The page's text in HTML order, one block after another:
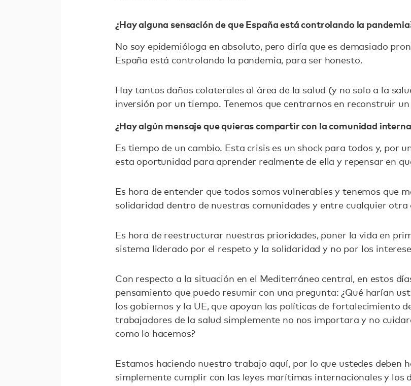
¿Hay alguna sensación de que España está controlando la
No soy epidemióloga en absoluto, pero diría que es demasiado
España está controlando la pandemia, para ser honesto.
Hay tantos daños colaterales al área de la salud (y no solo a la
inversión por un tiempo. Tenemos que centrarnos en reconstruir
¿Hay algún mensaje que quieras compartir con la comunidad
Es tiempo de un cambio. Esta crisis es un shock para todos y, por
esta oportunidad para aprender realmente de ella y repensar en
Es hora de entender que todos somos vulnerables y tenemos que
solidaridad dentro de nuestras comunidades y entre cualquier otra
Es hora de reestructurar nuestras prioridades, poner la vida en
sistema liderado por el respeto y la solidaridad y no por los
Con respecto a la situación en el Mediterráneo central, en estos
pensamiento que puedo resumir con una pregunta: ¿Qué harían
los gobiernos y la UE, que apoyan las políticas de fortalecimiento
trabajadores de la salud simplemente no nos importara y no
como lo hacemos?
Estamos haciendo nuestro trabajo aquí, por lo que ustedes deben
simplemente cumplir con las leyes marítimas internacionales y los